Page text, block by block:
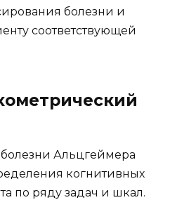
болезни и
соответствующей
Альцгеймера
когнитивных
по ряду задач и шкал.